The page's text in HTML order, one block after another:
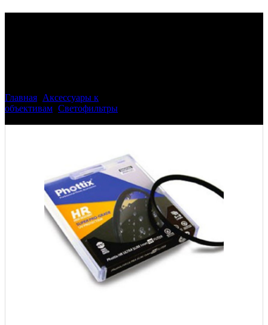
Главная Аксессуары к
объективам Светофильтры